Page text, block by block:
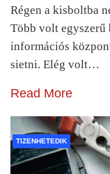
Régen a kisboltba
Több volt egyszerű
információs
sietni. Elég volt…
Read More
TIZENHETEDIK